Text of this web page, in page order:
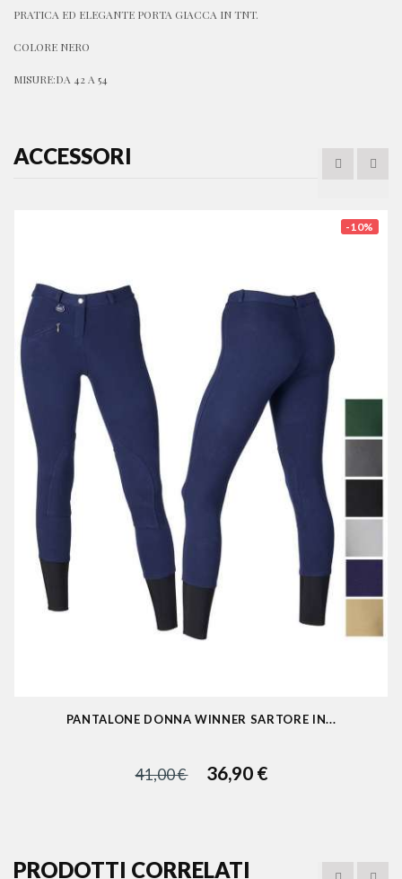
PRATICA ED ELEGANTE PORTA GIACCA IN TNT.
COLORE NERO
MISURE:DA 42 A 54
ACCESSORI
-10%
PANTALONE DONNA WINNER SARTORE IN...
41,00 € 36,90 €
PRODOTTI CORRELATI